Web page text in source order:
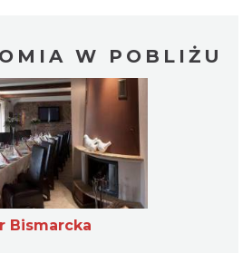
W POBLIŻU
Bismarcka